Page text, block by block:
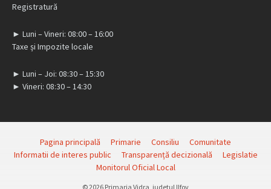
Registratură
► Luni – Vineri: 08:00 – 16:00
Taxe și Impozite locale
► Luni – Joi: 08:30 – 15:30
► Vineri: 08:30 – 14:30
Pagina principală Primarie Consiliu
Comunitate
Informatii de interes public
Transparență decizională
Legislatie
Monitorul Oficial Local
© 2026 Primaria Vidra, judetul Ilfov